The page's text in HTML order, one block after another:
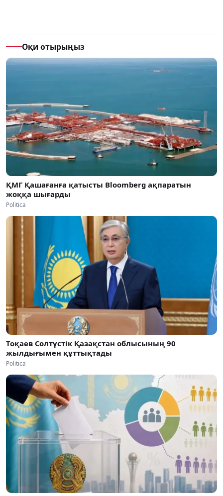
Оқи отырыңыз
ҚМГ Қашағанға қатысты Bloomberg ақпаратын
жоққа шығарды
Politica
Тоқаев Солтүстік Қазақстан облысының 90
жылдығымен құттықтады
Politica